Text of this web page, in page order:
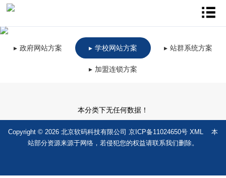
政府网站方案 学校网站方案 站群系统方案
加盟连锁方案
本分类下无任何数据！
Copyright © 2026 北京软码科技有限公司 京ICP备11024650号 XML 本
站部分资源来源于网络，若侵犯您的权益请联系我们删除。